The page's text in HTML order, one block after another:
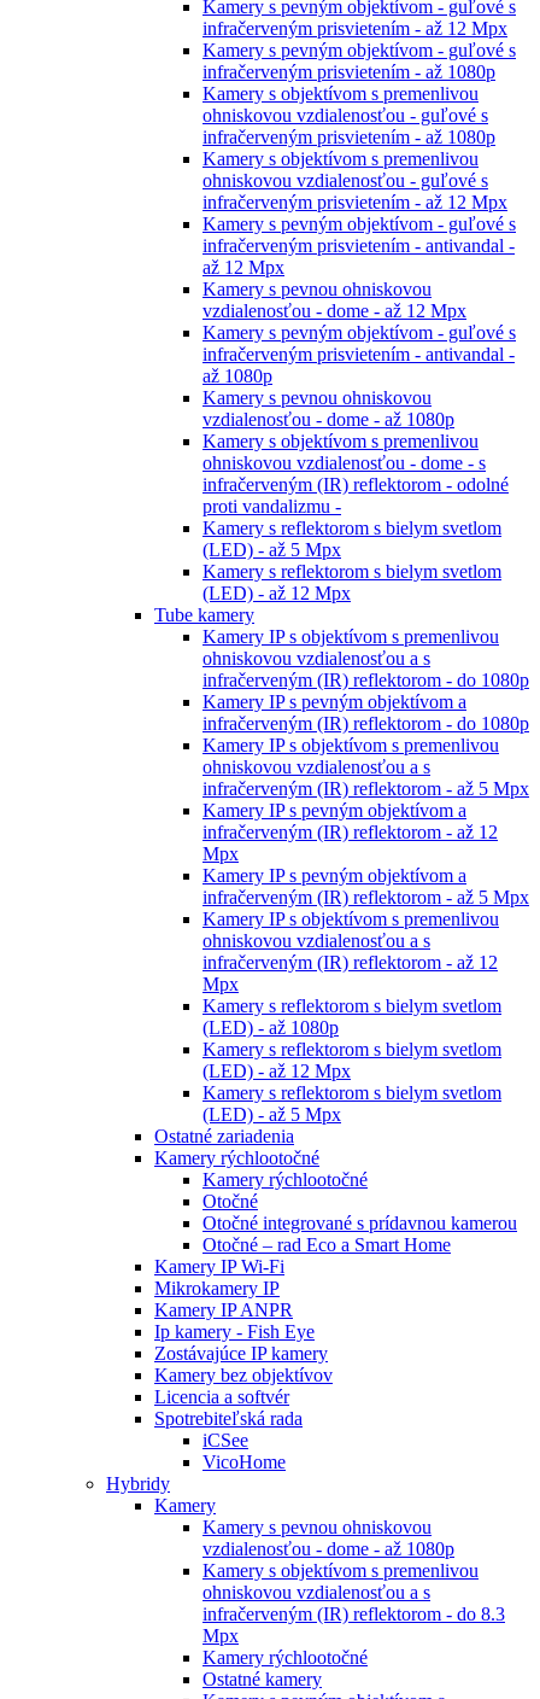
Kamery s pevným objektívom - guľové s
infračerveným prisvietením - až 12 Mpx
Kamery s pevným objektívom - guľové s
infračerveným prisvietením - až 1080p
Kamery s objektívom s premenlivou
ohniskovou vzdialenosťou - guľové s
infračerveným prisvietením - až 1080p
Kamery s objektívom s premenlivou
ohniskovou vzdialenosťou - guľové s
infračerveným prisvietením - až 12 Mpx
Kamery s pevným objektívom - guľové s
infračerveným prisvietením - antivandal -
až 12 Mpx
Kamery s pevnou ohniskovou
vzdialenosťou - dome - až 12 Mpx
Kamery s pevným objektívom - guľové s
infračerveným prisvietením - antivandal -
až 1080p
Kamery s pevnou ohniskovou
vzdialenosťou - dome - až 1080p
Kamery s objektívom s premenlivou
ohniskovou vzdialenosťou - dome - s
infračerveným (IR) reflektorom - odolné
proti vandalizmu -
Kamery s reflektorom s bielym svetlom
(LED) - až 5 Mpx
Kamery s reflektorom s bielym svetlom
(LED) - až 12 Mpx
Tube kamery
Kamery IP s objektívom s premenlivou
ohniskovou vzdialenosťou a s
infračerveným (IR) reflektorom - do 1080p
Kamery IP s pevným objektívom a
infračerveným (IR) reflektorom - do 1080p
Kamery IP s objektívom s premenlivou
ohniskovou vzdialenosťou a s
infračerveným (IR) reflektorom - až 5 Mpx
Kamery IP s pevným objektívom a
infračerveným (IR) reflektorom - až 12
Mpx
Kamery IP s pevným objektívom a
infračerveným (IR) reflektorom - až 5 Mpx
Kamery IP s objektívom s premenlivou
ohniskovou vzdialenosťou a s
infračerveným (IR) reflektorom - až 12
Mpx
Kamery s reflektorom s bielym svetlom
(LED) - až 1080p
Kamery s reflektorom s bielym svetlom
(LED) - až 12 Mpx
Kamery s reflektorom s bielym svetlom
(LED) - až 5 Mpx
Ostatné zariadenia
Kamery rýchlootočné
Kamery rýchlootočné
Otočné
Otočné integrované s prídavnou kamerou
Otočné – rad Eco a Smart Home
Kamery IP Wi-Fi
Mikrokamery IP
Kamery IP ANPR
Ip kamery - Fish Eye
Zostávajúce IP kamery
Kamery bez objektívov
Licencia a softvér
Spotrebiteľská rada
iCSee
VicoHome
Hybridy
Kamery
Kamery s pevnou ohniskovou
vzdialenosťou - dome - až 1080p
Kamery s objektívom s premenlivou
ohniskovou vzdialenosťou a s
infračerveným (IR) reflektorom - do 8.3
Mpx
Kamery rýchlootočné
Ostatné kamery